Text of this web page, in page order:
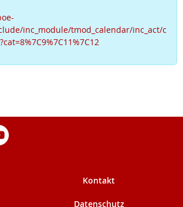
inc_module/tmod_calendar/inc_act/c
Kontakt
Datenschutz